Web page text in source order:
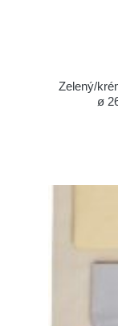
Zelený/
ø